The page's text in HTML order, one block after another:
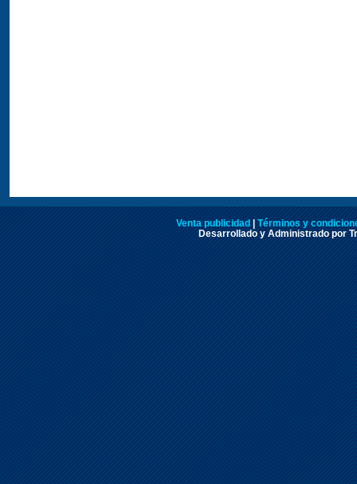
Venta publicidad
Términos y
Desarrollado y Administrado por